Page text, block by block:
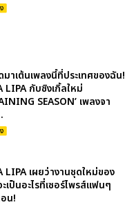
มาเต้นเพลงนี้ที่ประเทศของฉัน!
LIPA กับซิงเกิ้ลใหม่
SEASON’ เพลงจา
LIPA เผยว่างานชุดใหม่ของ
ะเป็นอะไรที่เซอร์ไพรส์แฟนๆ
น!